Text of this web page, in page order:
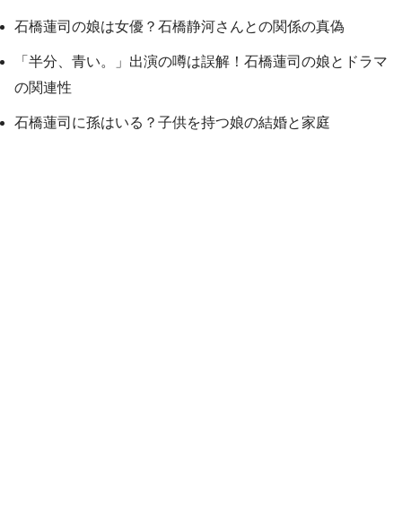
石橋蓮司の娘は女優？石橋静河さんとの関係の真偽
「半分、青い。」出演の噂は誤解！石橋蓮司の娘とドラマ
の関連性
石橋蓮司に孫はいる？子供を持つ娘の結婚と家庭